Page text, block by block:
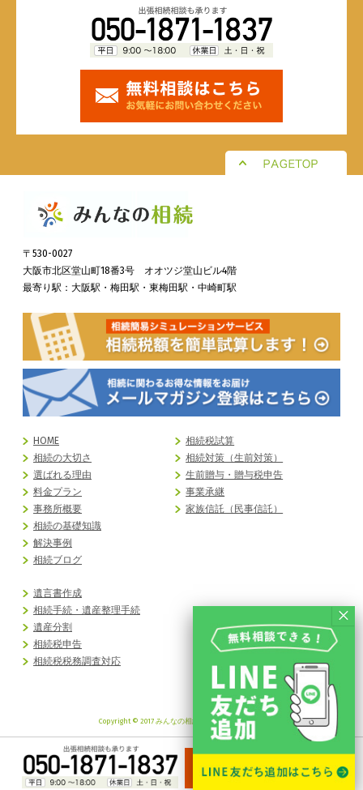
〒530-0027
大阪市北区堂山町18番3号 オオツジ堂山ビル4階
最寄り駅：大阪駅・梅田駅・東梅田駅・中崎町駅
HOME
相続の大切さ
選ばれる理由
料金プラン
事務所概要
相続の基礎知識
解決事例
相続ブログ
相続税試算
相続対策（生前対策）
生前贈与・贈与税申告
事業承継
家族信託（民事信託）
遺言書作成
相続手続・遺産整理手続
遺産分割
相続税申告
相続税税務調査対応
Copyright © 2017 みんなの相続 All Rights Reserved.